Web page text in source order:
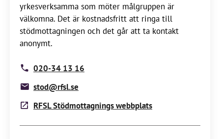
yrkesverksamma som möter målgruppen är
välkomna. Det är kostnadsfritt att ringa till
stödmottagningen och det går att ta kontakt
anonymt.
020-34 13 16
stod@rfsl.se
RFSL Stödmottagnings webbplats